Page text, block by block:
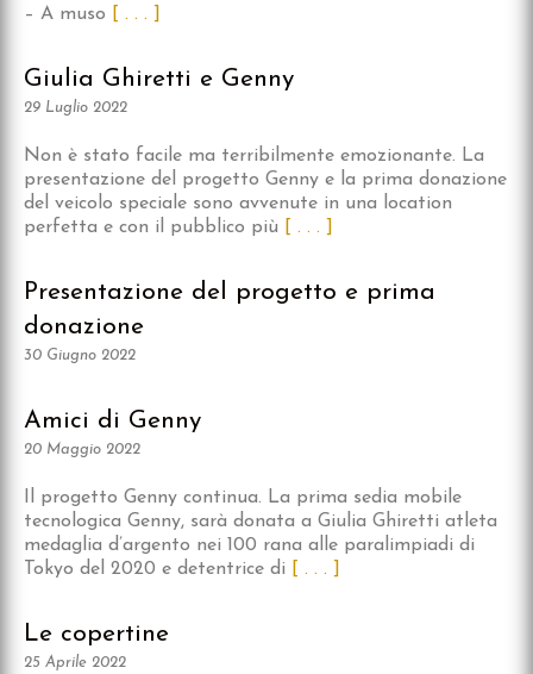
– A muso
[ . . . ]
Giulia Ghiretti e Genny
29 Luglio 2022
Non è stato facile ma terribilmente emozionante. La
presentazione del progetto Genny e la prima donazione
del veicolo speciale sono avvenute in una location
perfetta e con il pubblico più
[ . . . ]
Presentazione del progetto e prima
donazione
30 Giugno 2022
Amici di Genny
20 Maggio 2022
Il progetto Genny continua. La prima sedia mobile
tecnologica Genny, sarà donata a Giulia Ghiretti atleta
medaglia d’argento nei 100 rana alle paralimpiadi di
Tokyo del 2020 e detentrice di
[ . . . ]
Le copertine
25 Aprile 2022